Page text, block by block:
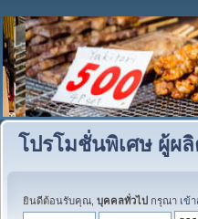
โปรโมชั่นพิเศษ ผู้ผ
ยินดีต้อนรับคุณ, บุคคลทั่วไป กรุณา เข้